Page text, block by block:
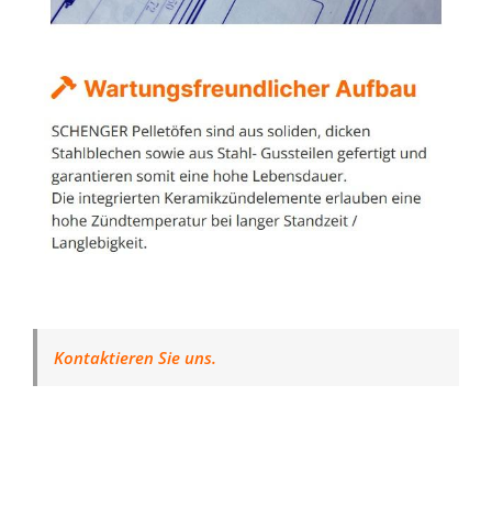
Kontaktieren Sie uns.